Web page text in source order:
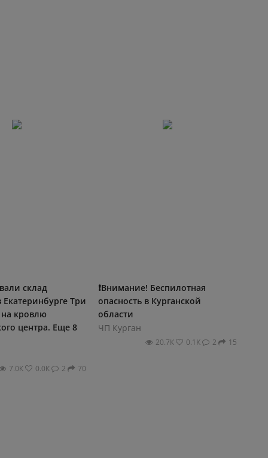
склад
Три
кровлю
центра. Еще 8
7.0К 0.0К 2 70
❗Внимание! Беспилотная
опасность в Курганской
области
ЧП Курган
20.7К 0.1К 2 15